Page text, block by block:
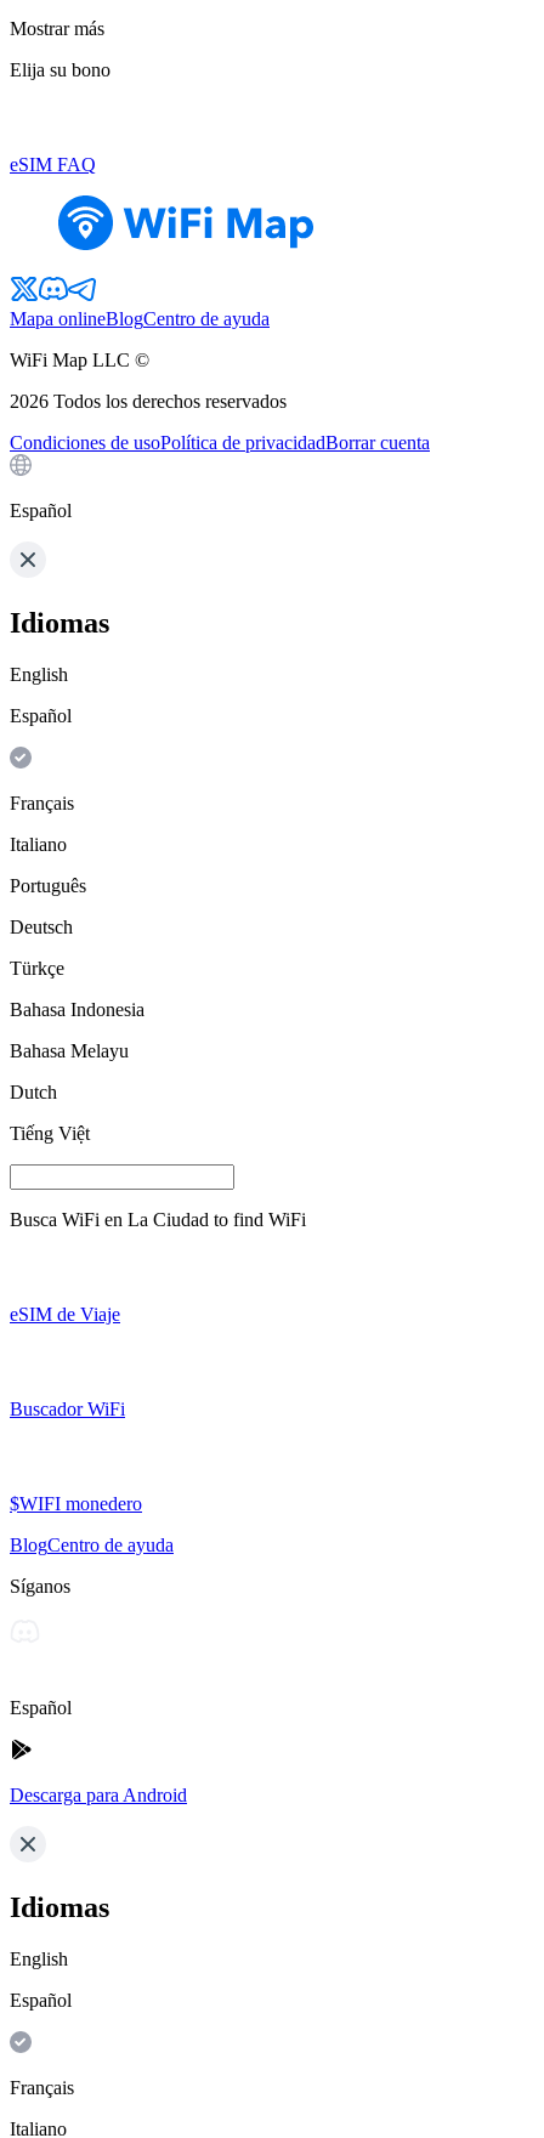
Mostrar más
Elija su bono
eSIM FAQ
Mapa onlineBlogCentro de ayuda
WiFi Map LLC ©
2026 Todos los derechos reservados
Condiciones de usoPolítica de privacidadBorrar cuenta
Español
Idiomas
English
Español
Français
Italiano
Português
Deutsch
Türkçe
Bahasa Indonesia
Bahasa Melayu
Dutch
Tiếng Việt
Busca WiFi en La Ciudad to find WiFi
eSIM de Viaje
Buscador WiFi
$WIFI monedero
BlogCentro de ayuda
Síganos
Español
Descarga para Android
Idiomas
English
Español
Français
Italiano